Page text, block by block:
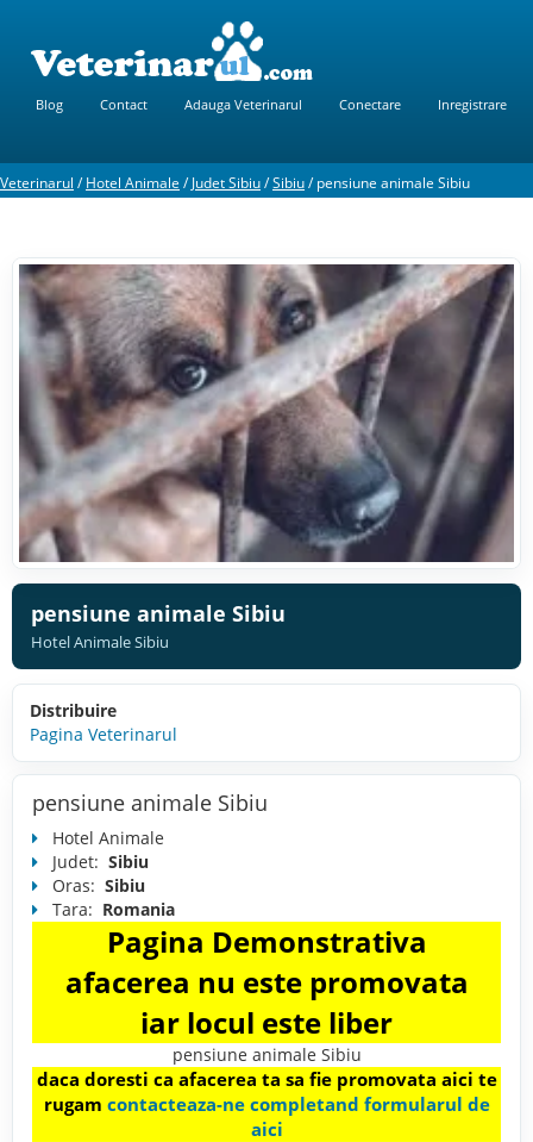
Blog Contact Adauga Veterinarul Conectare Inregistrare
Veterinarul /Hotel Animale /Judet Sibiu/Sibiu/pensiune animale Sibiu
pensiune animale Sibiu
Hotel Animale Sibiu
Distribuire
Pagina Veterinarul
pensiune animale Sibiu
Hotel Animale
Judet: Sibiu
Oras: Sibiu
Tara: Romania
Pagina Demonstrativa
afacerea nu este promovata
iar locul este liber
pensiune animale Sibiu
daca doresti ca afacerea ta sa fie promovata aici te
rugam contacteaza-ne completand formularul de
aici